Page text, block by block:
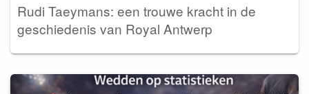
Rudi Taeymans: een trouwe kracht in de
geschiedenis van Royal Antwerp